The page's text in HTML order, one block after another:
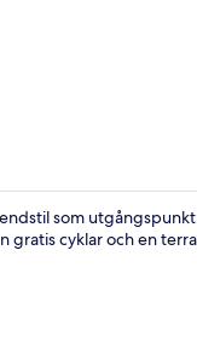
som
gratis cyklar och en